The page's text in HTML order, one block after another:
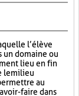
l’élève
un domaine ou
lieu en fin
le milieu
au
faire dans